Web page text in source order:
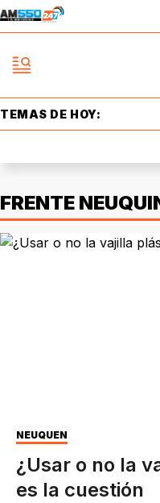
TEMAS DE HOY:
FRENTE
NEUQUÉN
¿Usar o no la
es la cuestión